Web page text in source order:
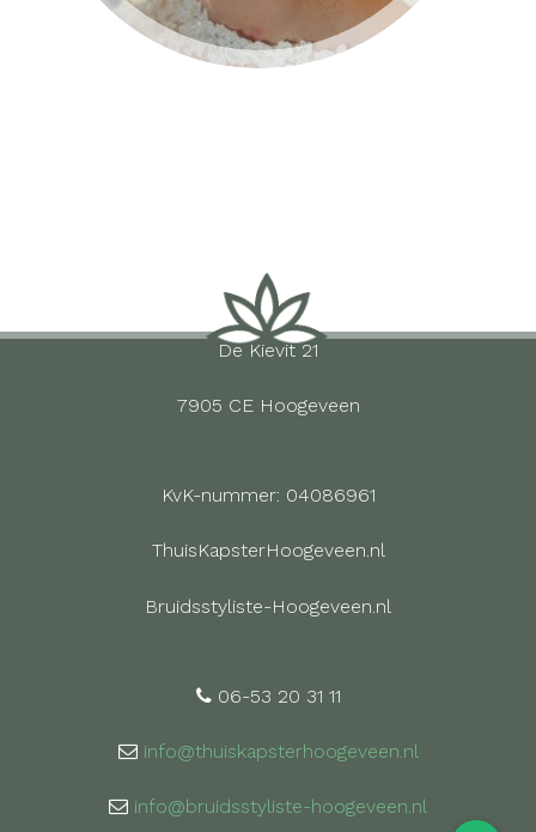
De Kievit 21
7905 CE Hoogeveen
KvK-nummer: 04086961
ThuisKapsterHoogeveen.nl
Bruidsstyliste-Hoogeveen.nl
06-53 20 31 11
info@thuiskapsterhoogeveen.nl
info@bruidsstyliste-hoogeveen.nl